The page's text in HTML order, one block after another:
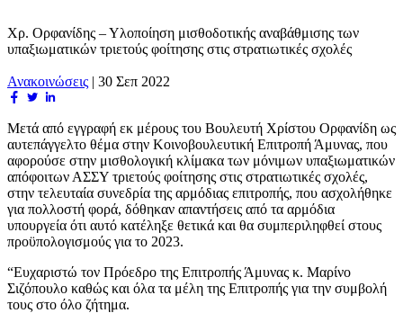
Χρ. Ορφανίδης – Υλοποίηση μισθοδοτικής αναβάθμισης των
υπαξιωματικών τριετούς φοίτησης στις στρατιωτικές σχολές
Ανακοινώσεις | 30 Σεπ 2022
Μετά από εγγραφή εκ μέρους του Βουλευτή Χρίστου Ορφανίδη ως
αυτεπάγγελτο θέμα στην Κοινοβουλευτική Επιτροπή Άμυνας, που
αφορούσε στην μισθολογική κλίμακα των μόνιμων υπαξιωματικών
απόφοιτων ΑΣΣΥ τριετούς φοίτησης στις στρατιωτικές σχολές,
στην τελευταία συνεδρία της αρμόδιας επιτροπής, που ασχολήθηκε
για πολλοστή φορά, δόθηκαν απαντήσεις από τα αρμόδια
υπουργεία ότι αυτό κατέληξε θετικά και θα συμπεριληφθεί στους
προϋπολογισμούς για το 2023.
“Ευχαριστώ τον Πρόεδρο της Επιτροπής Άμυνας κ. Μαρίνο
Σιζόπουλο καθώς και όλα τα μέλη της Επιτροπής για την συμβολή
τους στο όλο ζήτημα.